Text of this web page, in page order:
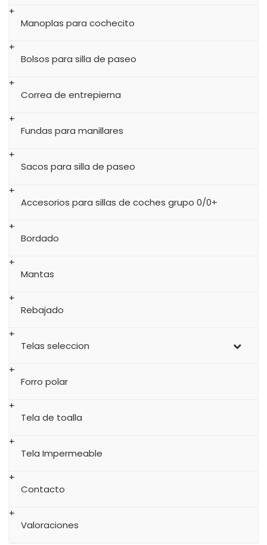
Manoplas para cochecito
Bolsos para silla de paseo
Correa de entrepierna
Fundas para manillares
Sacos para silla de paseo
Accesorios para sillas de coches grupo 0/0+
Bordado
Mantas
Rebajado
Telas seleccion
Forro polar
Tela de toalla
Tela Impermeable
Contacto
Valoraciones